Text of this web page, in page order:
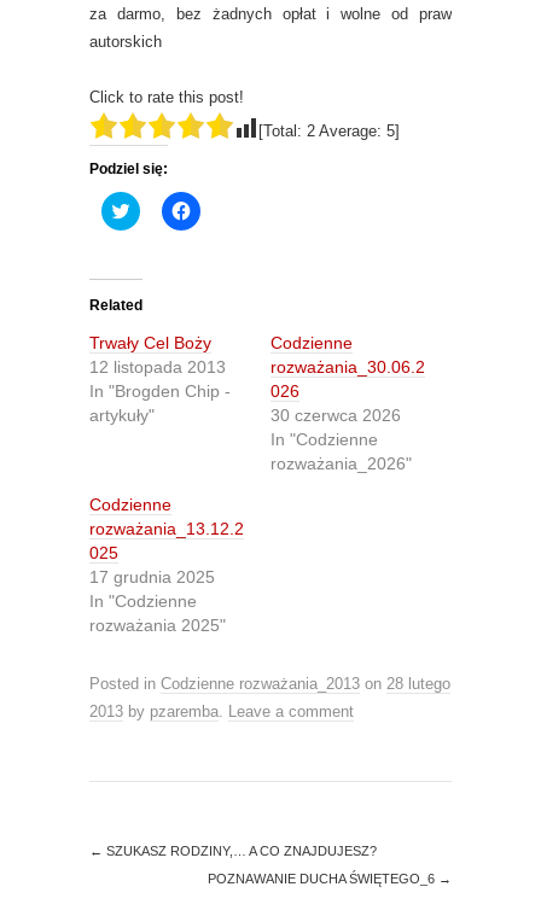
za darmo, bez żadnych opłat i wolne od praw
autorskich
Click to rate this post!
[Total: 2 Average: 5]
Podziel się:
C
l
t
o
s
a
r
e
o
n
T
e
r
(
e
n
s
i
e
w
w
w
C
l
h
a
r
e
o
o
k
O
p
e
n
s
n
e
w
w
o
Related
Trwały Cel Boży
12 listopada 2013
In "Brogden Chip -
artykuły"
Codzienne
rozważania_30.06.2
026
30 czerwca 2026
In "Codzienne
rozważania_2026"
Codzienne
rozważania_13.12.2
025
17 grudnia 2025
In "Codzienne
rozważania 2025"
Posted in Codzienne rozważania_2013 on 28 lutego
2013 by pzaremba Leave a comment
← SZUKASZ RODZINY,… A CO ZNAJDUJESZ?
POZNAWANIE DUCHA ŚWIĘTEGO_6 →